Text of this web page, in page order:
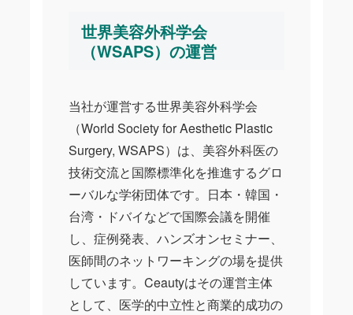
世界美容外科学会
（WSAPS）の運営
当社が運営する世界美容外科学会
（World Society for Aesthetic Plastic
Surgery, WSAPS）は、美容外科医の
技術交流と国際標準化を推進するグロ
ーバルな学術団体です。日本・韓国・
台湾・ドバイなどで国際会議を開催
し、症例発表、ハンズオンセミナー、
医師間のネットワーキングの場を提供
しています。Ceautyはその運営主体
として、医学的中立性と商業的成功の